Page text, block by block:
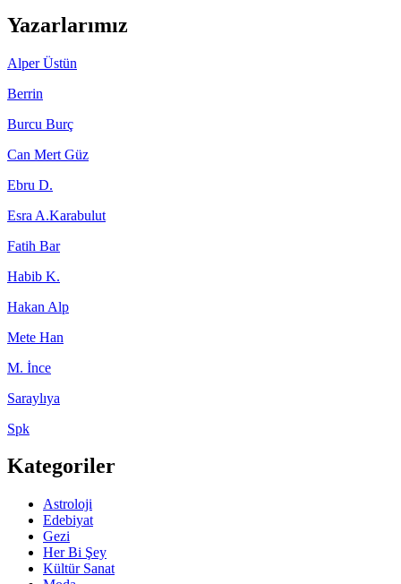
Yazarlarımız
Alper Üstün
Berrin
Burcu Burç
Can Mert Güz
Ebru D.
Esra A.Karabulut
Fatih Bar
Habib K.
Hakan Alp
Mete Han
M. İnce
Saraylıya
Spk
Kategoriler
Astroloji
Edebiyat
Gezi
Her Bi Şey
Kültür Sanat